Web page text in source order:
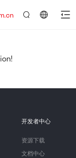
开发者中心
资源下载
文档中心